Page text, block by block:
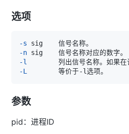
选项
-s
-n
-l
-L
参数
pid：进程ID